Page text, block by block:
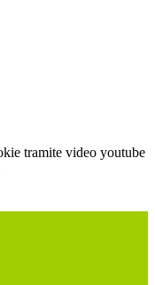
tramite video youtube